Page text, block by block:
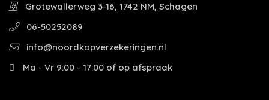
Grotewallerweg 3-16, 1742 NM, Schagen
06-50252089
info@noordkopverzekeringen.nl
Ma - Vr 9:00 - 17:00 of op afspraak